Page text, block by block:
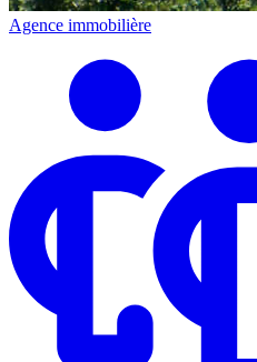
Agence immobilière